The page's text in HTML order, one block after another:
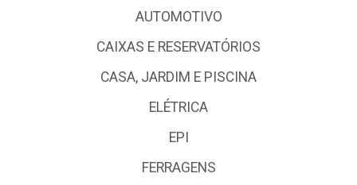
AUTOMOTIVO
CAIXAS E RESERVATÓRIOS
CASA, JARDIM E PISCINA
ELÉTRICA
EPI
FERRAGENS